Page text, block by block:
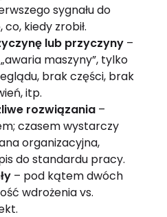
sygnału do
kiedy zrobił.
lub przyczyny –
maszyny”, tylko
brak części, brak
itp.
rozwiązania –
czasem wystarczy
organizacyjna,
do standardu pracy.
– pod kątem dwóch
wdrożenia vs.